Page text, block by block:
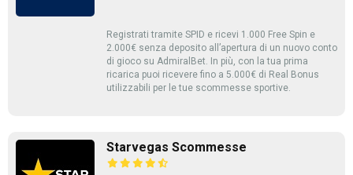
Registrati tramite SPID e ricevi 1.000 Free Spin e
2.000€ senza deposito all’apertura di un nuovo conto
di gioco su AdmiralBet. In più, con la tua prima
ricarica puoi ricevere fino a 5.000€ di Real Bonus
utilizzabili per le tue scommesse sportive.
Starvegas Scommesse